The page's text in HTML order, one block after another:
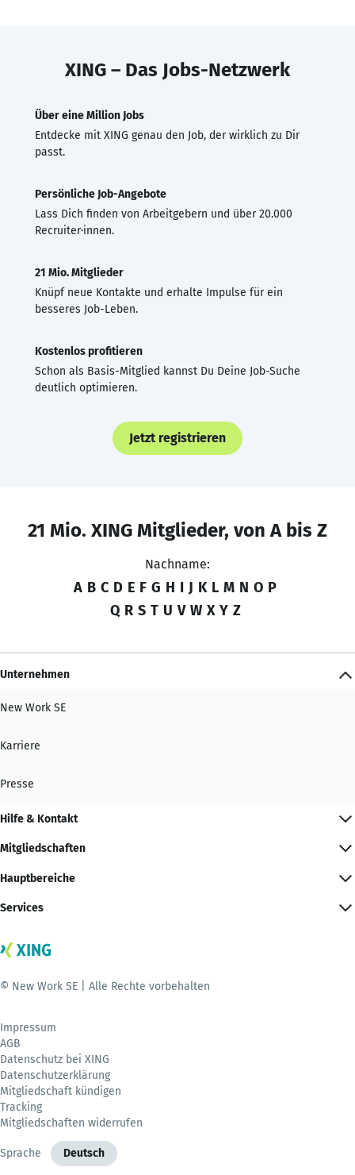
XING – Das Jobs-Netzwerk
Über eine Million Jobs
Entdecke mit XING genau den Job, der wirklich zu Dir
passt.
Persönliche Job-Angebote
Lass Dich finden von Arbeitgebern und über 20.000
Recruiter·innen.
21 Mio. Mitglieder
Knüpf neue Kontakte und erhalte Impulse für ein
besseres Job-Leben.
Kostenlos profitieren
Schon als Basis-Mitglied kannst Du Deine Job-Suche
deutlich optimieren.
Jetzt registrieren
21 Mio. XING Mitglieder, von A bis Z
Nachname:
A B C D E F G H I J K L M N O P
Q R S T U V W X Y Z
Unternehmen
New Work SE
Karriere
Presse
Hilfe & Kontakt
Mitgliedschaften
Hauptbereiche
Services
© New Work SE | Alle Rechte vorbehalten
Impressum
AGB
Datenschutz bei XING
Datenschutzerklärung
Mitgliedschaft kündigen
Tracking
Mitgliedschaften widerrufen
Sprache Deutsch